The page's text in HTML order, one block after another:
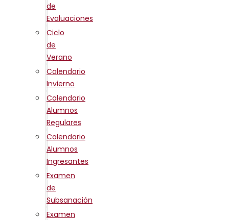
de
Evaluaciones
Ciclo
de
Verano
Calendario
Invierno
Calendario
Alumnos
Regulares
Calendario
Alumnos
Ingresantes
Examen
de
Subsanación
Examen